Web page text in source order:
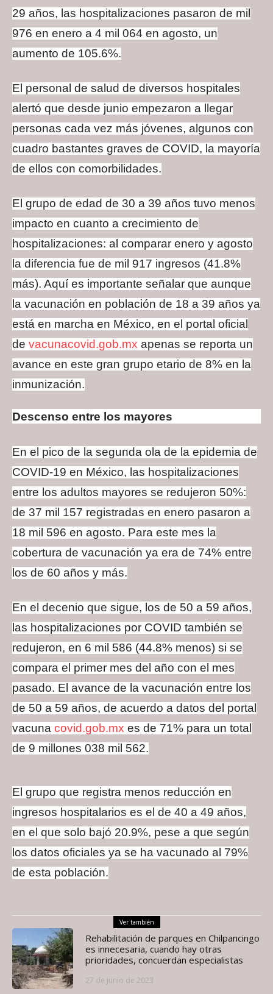
29 años, las hospitalizaciones pasaron de mil
976 en enero a 4 mil 064 en agosto, un
aumento de 105.6%.
El personal de salud de diversos hospitales
alertó que desde junio empezaron a llegar
personas cada vez más jóvenes, algunos con
cuadro bastantes graves de COVID, la mayoría
de ellos con comorbilidades.
El grupo de edad de 30 a 39 años tuvo menos
impacto en cuanto a crecimiento de
hospitalizaciones: al comparar enero y agosto
la diferencia fue de mil 917 ingresos (41.8%
más). Aquí es importante señalar que aunque
la vacunación en población de 18 a 39 años ya
está en marcha en México, en el portal oficial
de vacunacovid.gob.mx apenas se reporta un
avance en este gran grupo etario de 8% en la
inmunización.
Descenso entre los mayores
En el pico de la segunda ola de la epidemia de
COVID-19 en México, las hospitalizaciones
entre los adultos mayores se redujeron 50%:
de 37 mil 157 registradas en enero pasaron a
18 mil 596 en agosto. Para este mes la
cobertura de vacunación ya era de 74% entre
los de 60 años y más.
En el decenio que sigue, los de 50 a 59 años,
las hospitalizaciones por COVID también se
redujeron, en 6 mil 586 (44.8% menos) si se
compara el primer mes del año con el mes
pasado. El avance de la vacunación entre los
de 50 a 59 años, de acuerdo a datos del portal
vacuna covid.gob.mx es de 71% para un total
de 9 millones 038 mil 562.
El grupo que registra menos reducción en
ingresos hospitalarios es el de 40 a 49 años,
en el que solo bajó 20.9%, pese a que según
los datos oficiales ya se ha vacunado al 79%
de esta población.
Ver también
Rehabilitación de parques en Chilpancingo
es innecesaria, cuando hay otras
prioridades, concuerdan especialistas
27 de junio de 2023